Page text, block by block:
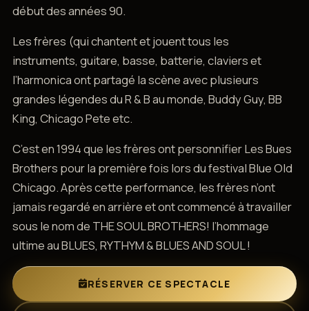
début des années 90.
Les frères (qui chantent et jouent tous les
instruments, guitare, basse, batterie, claviers et
l’harmonica ont partagé la scène avec plusieurs
grandes légendes du R & B au monde, Buddy Guy, BB
King, Chicago Pete etc.
C’est en 1994 que les frères ont personnifier Les Bues
Brothers pour la première fois lors du festival Blue Old
Chicago. Après cette performance, les frères n’ont
jamais regardé en arrière et ont commencé à travailler
sous le nom de THE SOUL BROTHERS! l’hommage
ultime au BLUES, RYTHYM & BLUES AND SOUL !
RÉSERVER CE SPECTACLE